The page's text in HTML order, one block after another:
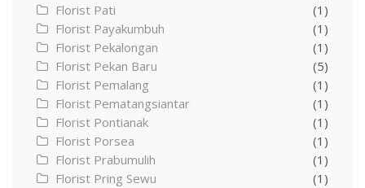
Florist Pati
(1)
Florist Payakumbuh
(1)
Florist Pekalongan
(1)
Florist Pekan Baru
(5)
Florist Pemalang
(1)
Florist Pematangsiantar
(1)
Florist Pontianak
(1)
Florist Porsea
(1)
Florist Prabumulih
(1)
Florist Pring Sewu
(1)